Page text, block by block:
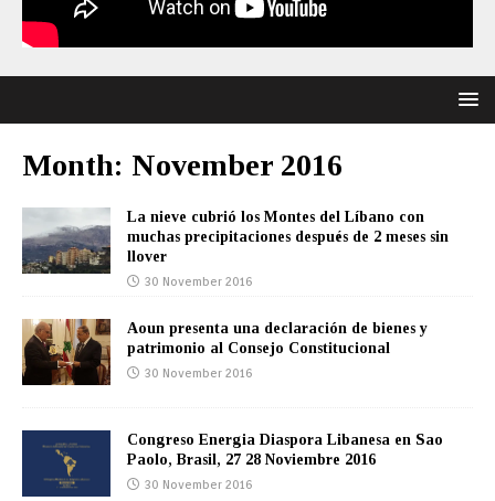
Month: November 2016
La nieve cubrió los Montes del Líbano con
muchas precipitaciones después de 2 meses sin
llover
30 November 2016
Aoun presenta una declaración de bienes y
patrimonio al Consejo Constitucional
30 November 2016
Congreso Energia Diaspora Libanesa en Sao
Paolo, Brasil, 27 28 Noviembre 2016
30 November 2016